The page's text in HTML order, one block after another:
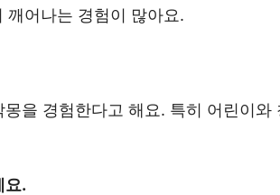
깨어나는 경험이 많아요.
을 경험한다고 해요. 특히 어린이
요.